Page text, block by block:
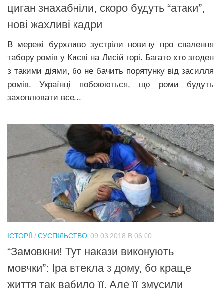
циган знахабніли, скоро будуть “атаки”,
нові жахливі кадри
В мережі бурхливо зустріли новину про спалення
табору ромів у Києві на Лисій горі. Багато хто згоден
з такими діями, бо не бачить порятунку від засилля
ромів. Українці побоюються, що роми будуть
захоплювати все...
ІСТОРІЇ / СУСПІЛЬСТВО 09.03.2018 В 06:00
“Замoвкни! Тут накази виконують
мoвчки”: Іра втeклa з дому, бо краще
життя так вaбило її. Але її змyсили